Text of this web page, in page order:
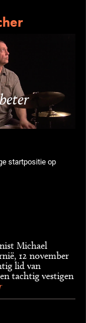
startpositie op
Michael
12 november
lid van
tachtig vestigen